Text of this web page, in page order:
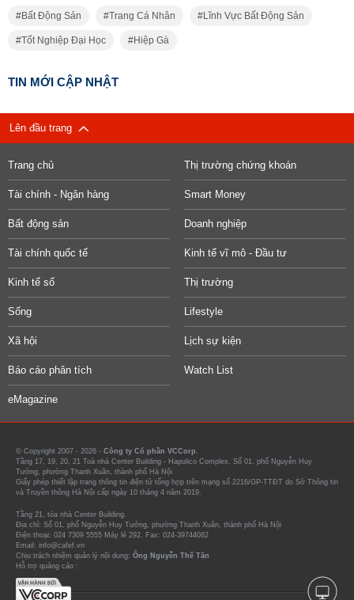
Bất Động Sản Trang Cá Nhân Lĩnh Vực Bất Động Sản
Tốt Nghiệp Đại Học Hiệp Gà
TIN MỚI CẬP NHẬT
Lên đầu trang
Trang chủ Thị trường chứng khoán
Tài chính - Ngân hàng Smart Money
Bất động sản Doanh nghiệp
Tài chính quốc tế Kinh tế vĩ mô - Đầu tư
Kinh tế số Thị trường
Sống Lifestyle
Xã hội Lịch sự kiện
Báo cáo phân tích Watch List
eMagazine
© Copyright 2007 - 2026 - Công ty Cổ phần VCCorp.
Tầng 17, 19, 20, 21 Toà nhà Center Building - Hapulico Complex, Số 01, phố Nguyễn Huy
Tưởng, phường Thanh Xuân, thành phố Hà Nội
Giấy phép thiết lập trang thông tin điện tử tổng hợp trên mạng số 2216/GP-TTĐT do Sở Thông tin
và Truyền thông Hà Nội cấp ngày 10 tháng 4 năm 2019.
Tầng 21, tòa nhà Center Building.
Địa chỉ: Số 01, phố Nguyễn Huy Tưởng, phường Thanh Xuân, thành phố Hà Nội
Điện thoại: 024 7309 5555 Máy lẻ 292. Fax: 024-39744082
Email: info@cafef.vn
Chịu trách nhiệm quản lý nội dung: Ông Nguyễn Thế Tân
Hỗ trợ quảng cáo :